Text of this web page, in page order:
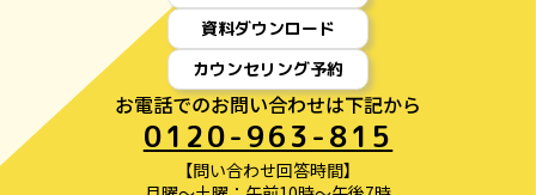
資料ダウンロード
カウンセリング予約
お電話でのお問い合わせは下記から
0120-963-815
【問い合わせ回答時間】